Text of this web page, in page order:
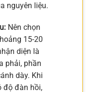
nguyên liệu.
Nên chọn
15-20
diện là
phải, phần
dày. Khi
độ đàn hồi,